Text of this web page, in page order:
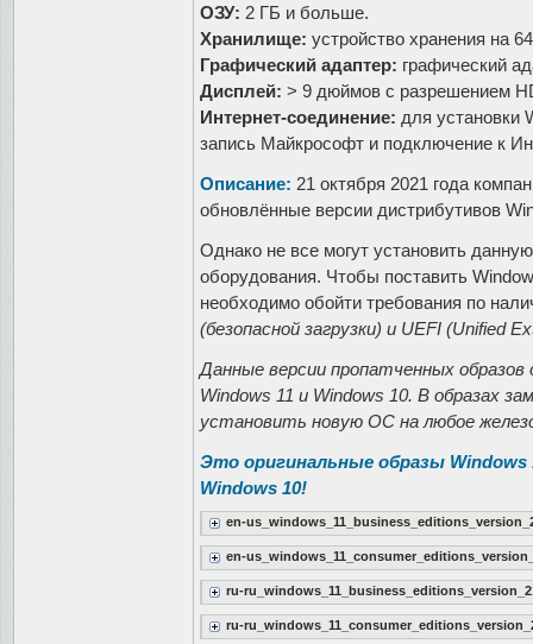
ОЗУ: 2 ГБ и больше.
Хранилище: устройство хранения на
Графический адаптер: графический
Дисплей: > 9 дюймов с разрешением
Интернет-соединение: для установки
запись Майкрософт и подключение к
Описание: 21 октября 2021 года
обновлённые версии дистрибутивов
Однако не все могут установить
оборудования. Чтобы поставить
необходимо обойти требования по
(безопасной загрузки) и UEFI (Unified
Данные версии пропатченных образов
Windows 11 и Windows 10. В образах
установить новую ОС на любое
Это оригинальные образы Windows
Windows 10!
en-
en-
ru-
ru-